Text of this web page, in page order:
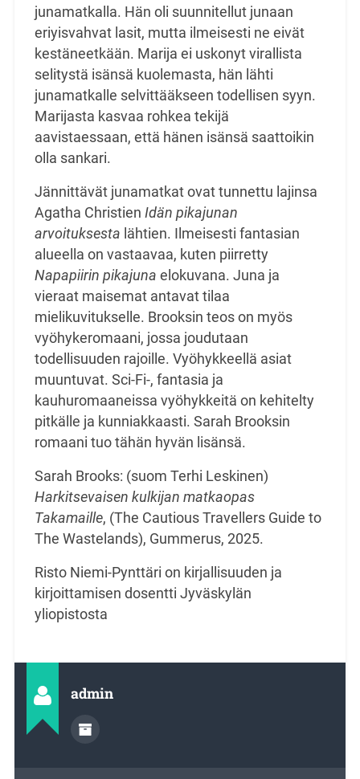
junamatkalla. Hän oli suunnitellut junaan
eriyisvahvat lasit, mutta ilmeisesti ne eivät
kestäneetkään. Marija ei uskonyt virallista
selitystä isänsä kuolemasta, hän lähti
junamatkalle selvittääkseen todellisen syyn.
Marijasta kasvaa rohkea tekijä
aavistaessaan, että hänen isänsä saattoikin
olla sankari.
Jännittävät junamatkat ovat tunnettu lajinsa
Agatha Christien Idän pikajunan
arvoituksesta lähtien. Ilmeisesti fantasian
alueella on vastaavaa, kuten piirretty
Napapiirin pikajuna elokuvana. Juna ja
vieraat maisemat antavat tilaa
mielikuvitukselle. Brooksin teos on myös
vyöhykeromaani, jossa joudutaan
todellisuuden rajoille. Vyöhykkeellä asiat
muuntuvat. Sci-Fi-, fantasia ja
kauhuromaaneissa vyöhykkeitä on kehitelty
pitkälle ja kunniakkaasti. Sarah Brooksin
romaani tuo tähän hyvän lisänsä.
Sarah Brooks: (suom Terhi Leskinen)
Harkitsevaisen kulkijan matkaopas
Takamaille, (The Cautious Travellers Guide to
The Wastelands), Gummerus, 2025.
Risto Niemi-Pynttäri on kirjallisuuden ja
kirjoittamisen dosentti Jyväskylän
yliopistosta
admin